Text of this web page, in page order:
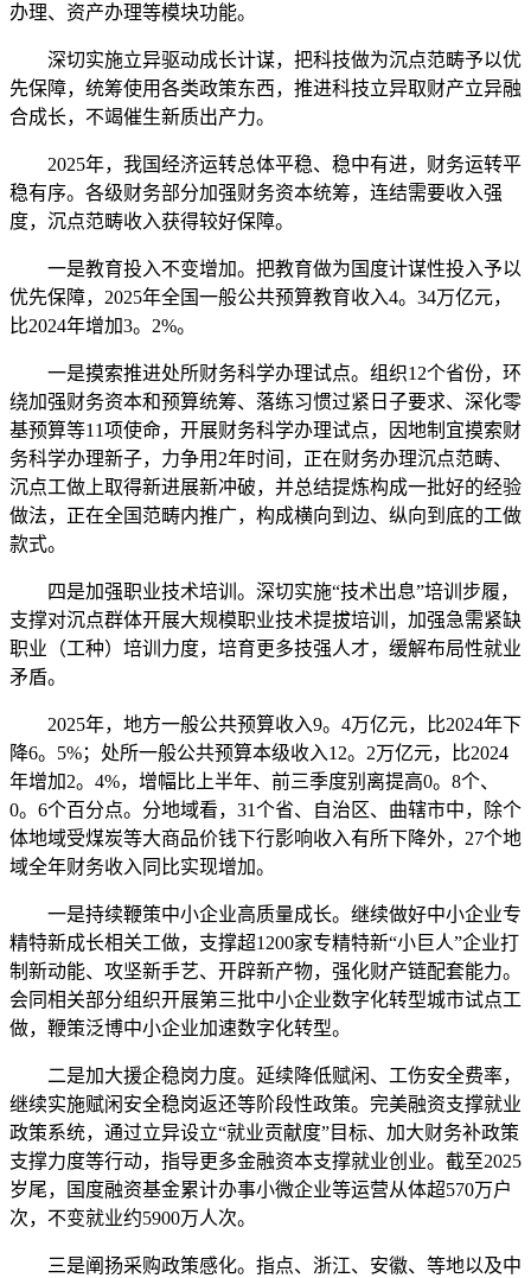
办理、资产办理等模块功能。
深切实施立异驱动成长计谋，把科技做为沉点范畴予以优
先保障，统筹使用各类政策东西，推进科技立异取财产立异融
合成长，不竭催生新质出产力。
2025年，我国经济运转总体平稳、稳中有进，财务运转平
稳有序。各级财务部分加强财务资本统筹，连结需要收入强
度，沉点范畴收入获得较好保障。
一是教育投入不变增加。把教育做为国度计谋性投入予以
优先保障，2025年全国一般公共预算教育收入4。34万亿元，
比2024年增加3。2%。
一是摸索推进处所财务科学办理试点。组织12个省份，环
绕加强财务资本和预算统筹、落练习惯过紧日子要求、深化零
基预算等11项使命，开展财务科学办理试点，因地制宜摸索财
务科学办理新子，力争用2年时间，正在财务办理沉点范畴、
沉点工做上取得新进展新冲破，并总结提炼构成一批好的经验
做法，正在全国范畴内推广，构成横向到边、纵向到底的工做
款式。
四是加强职业技术培训。深切实施“技术出息”培训步履，
支撑对沉点群体开展大规模职业技术提拔培训，加强急需紧缺
职业（工种）培训力度，培育更多技强人才，缓解布局性就业
矛盾。
2025年，地方一般公共预算收入9。4万亿元，比2024年下
降6。5%；处所一般公共预算本级收入12。2万亿元，比2024
年增加2。4%，增幅比上半年、前三季度别离提高0。8个、
0。6个百分点。分地域看，31个省、自治区、曲辖市中，除个
体地域受煤炭等大商品价钱下行影响收入有所下降外，27个地
域全年财务收入同比实现增加。
一是持续鞭策中小企业高质量成长。继续做好中小企业专
精特新成长相关工做，支撑超1200家专精特新“小巨人”企业打
制新动能、攻坚新手艺、开辟新产物，强化财产链配套能力。
会同相关部分组织开展第三批中小企业数字化转型城市试点工
做，鞭策泛博中小企业加速数字化转型。
二是加大援企稳岗力度。延续降低赋闲、工伤安全费率，
继续实施赋闲安全稳岗返还等阶段性政策。完美融资支撑就业
政策系统，通过立异设立“就业贡献度”目标、加大财务补政策
支撑力度等行动，指导更多金融资本支撑就业创业。截至2025
岁尾，国度融资基金累计办事小微企业等运营从体超570万户
次，不变就业约5900万人次。
三是阐扬采购政策感化。指点、浙江、安徽、等地以及中